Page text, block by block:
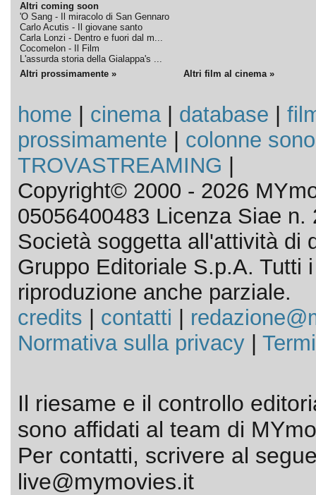
Altri coming soon
'O Sang - Il miracolo di San Gennaro
Carlo Acutis - Il giovane santo
Carla Lonzi - Dentro e fuori dal m...
Cocomelon - Il Film
L'assurda storia della Gialappa's ...
Altri prossimamente » Altri film al cinema »
home cinema| database
prossimamente
colonne
TROVASTREAMING
Copyright© 2000 - 2026
05056400483 Licenza Siae n.
Società soggetta all'attività di
Gruppo Editoriale S.p.A. Tutti
riproduzione anche parziale.
credits
contatti
Normativa sulla privacy|
Il riesame e il controllo
sono affidati al team di
Per contatti, scrivere al
live@mymovies.it